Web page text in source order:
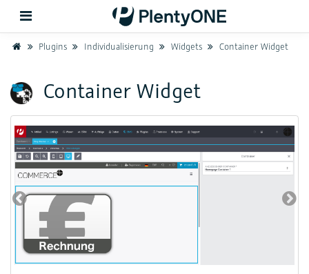
Zurück
Support
Einrichtung
Hardware
HomePlugins Individualisierung Widgets Container Widget
Container Widget